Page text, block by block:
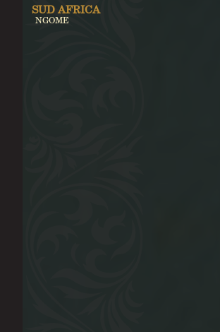
SUD AFRICA
NGOME